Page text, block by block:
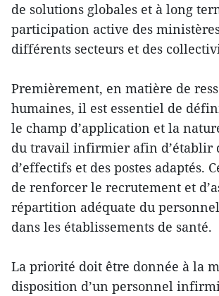
de solutions globales et à long
participation active des
différents secteurs et des
Premièrement, en matière de
humaines, il est essentiel de
le champ d’application et la
du travail infirmier afin d’établir
d’effectifs et des postes adaptés.
de renforcer le recrutement et
répartition adéquate du
dans les établissements de santé.
La priorité doit être donnée à la
disposition d’un personnel